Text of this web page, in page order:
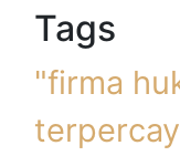
Tags
"firma